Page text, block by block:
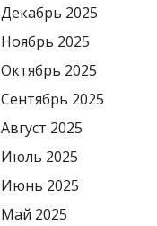
Декабрь 2025
Ноябрь 2025
Октябрь 2025
Сентябрь 2025
Август 2025
Июль 2025
Июнь 2025
Май 2025